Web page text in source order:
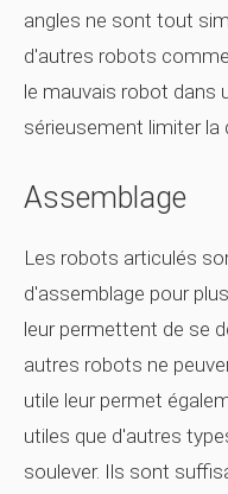
angles ne sont tout
d'autres robots
le mauvais robot dans
sérieusement limiter la
Assemblage
Les robots articulés
d'assemblage pour
leur permettent de se
autres robots ne
utile leur permet
utiles que d'autres
soulever. Ils sont